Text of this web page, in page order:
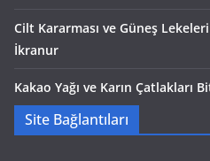
Cilt Kararması ve Güneş
İkranur
Kakao Yağı ve Karın Çatlakları
Site Bağlantıları